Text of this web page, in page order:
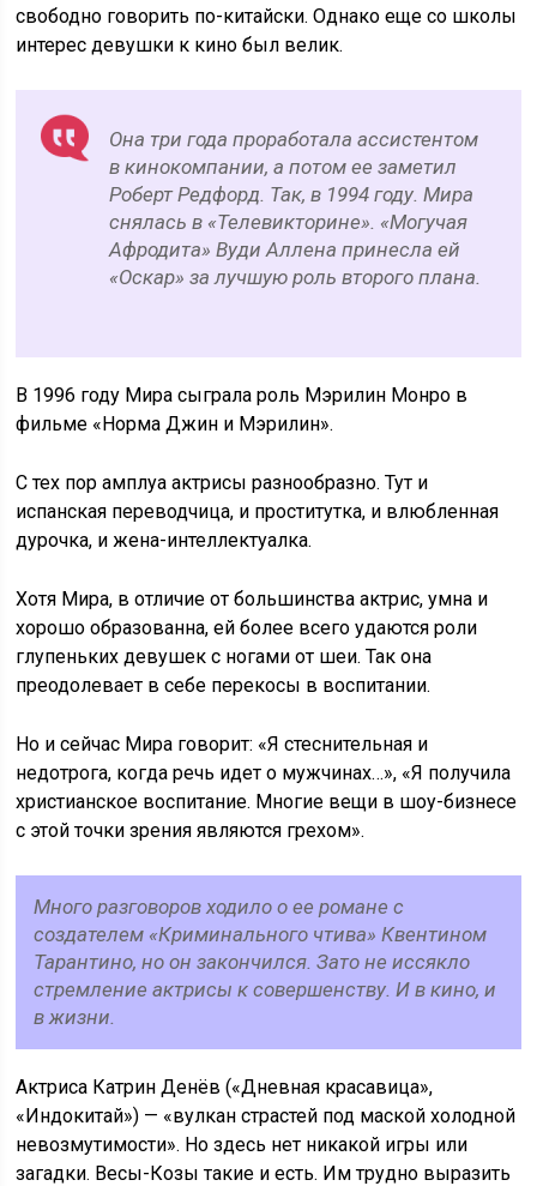
свободно говорить по-китайски. Однако еще со школы
интерес девушки к кино был велик.
Она три года проработала ассистентом
в кинокомпании, а потом ее заметил
Роберт Редфорд. Так, в 1994 году. Мира
снялась в «Телевикторине». «Могучая
Афродита» Вуди Аллена принесла ей
«Оскар» за лучшую роль второго плана.
В 1996 году Мира сыграла роль Мэрилин Монро в
фильме «Норма Джин и Мэрилин».
С тех пор амплуа актрисы разнообразно. Тут и
испанская переводчица, и проститутка, и влюбленная
дурочка, и жена-интеллектуалка.
Хотя Мира, в отличие от большинства актрис, умна и
хорошо образованна, ей более всего удаются роли
глупеньких девушек с ногами от шеи. Так она
преодолевает в себе перекосы в воспитании.
Но и сейчас Мира говорит: «Я стеснительная и
недотрога, когда речь идет о мужчинах…», «Я получила
христианское воспитание. Многие вещи в шоу-бизнесе
с этой точки зрения являются грехом».
Много разговоров ходило о ее романе с
создателем «Криминального чтива» Квентином
Тарантино, но он закончился. Зато не иссякло
стремление актрисы к совершенству. И в кино, и
в жизни.
Актриса Катрин Денёв («Дневная красавица»,
«Индокитай») — «вулкан страстей под маской холодной
невозмутимости». Но здесь нет никакой игры или
загадки. Весы-Козы такие и есть. Им трудно выразить